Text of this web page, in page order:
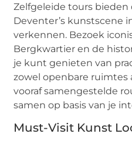
Zelfgeleide tours
Deventer’s kunstscene
verkennen. Bezoek
Bergkwartier en de
je kunt genieten van
zowel openbare ruimtes
vooraf samengestelde
samen op basis van je
Must-Visit Kunst